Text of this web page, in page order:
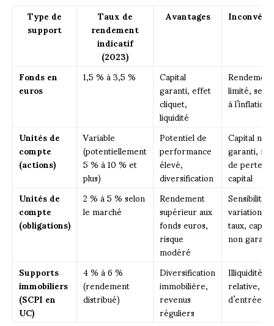
Type de
support
Taux de
rendement
indicatif
(2023)
Avantages
Fonds en
euros
1,5 % à 3,5 % Capital
garanti, effet
cliquet,
liquidité
Rendement
limité,
à l’inflation
Unités de
compte
(actions)
Variable
(potentiellement
5 % à 10 % et
plus)
Potentiel de
performance
élevé,
diversification
Capital non
garanti,
de perte en
capital
Unités de
compte
(obligations)
2 % à 5 % selon
le marché
Rendement
supérieur aux
fonds euros,
risque
modéré
Sensibilité
variations
taux, capital
non garanti
Supports
immobiliers
(SCPI en
UC)
4 % à 6 %
(rendement
distribué)
Diversification
immobilière,
revenus
réguliers
Illiquidité
relative,
d’entrée